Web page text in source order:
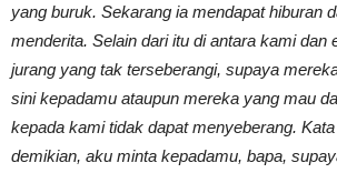
yang buruk. Sekarang ia mendapat hiburan
menderita. Selain dari itu di antara kami dan
jurang yang tak terseberangi, supaya
sini kepadamu ataupun mereka yang mau
kepada kami tidak dapat menyeberang.
demikian, aku minta kepadamu, bapa,